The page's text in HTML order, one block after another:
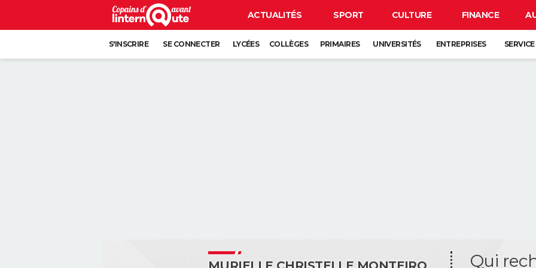
ACTUALITÉS SPORT CULTURE FINANCE
S'INSCRIRE SE CONNECTER LYCÉES COLLÈGES PRIMAIRES UNIVERSITÉS ENTREPRISES
Qui